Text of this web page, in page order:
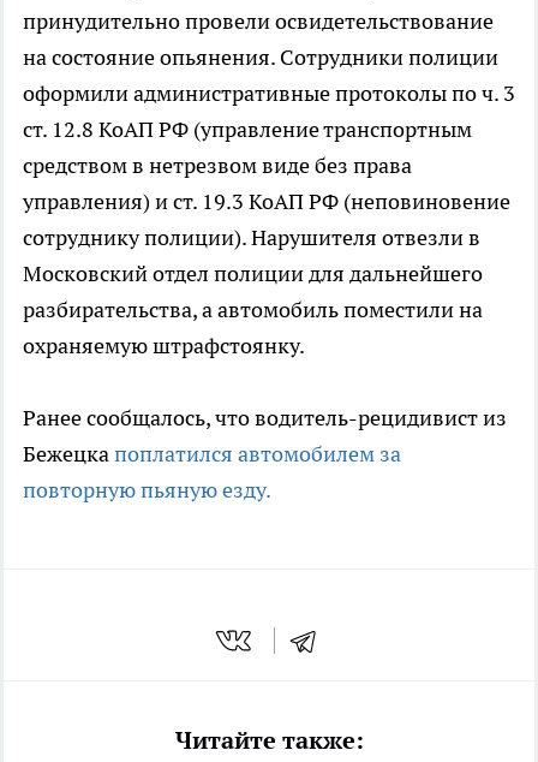
принудительно провели освидетельствование
на состояние опьянения. Сотрудники полиции
оформили административные протоколы по ч. 3
ст. 12.8 КоАП РФ (управление транспортным
средством в нетрезвом виде без права
управления) и ст. 19.3 КоАП РФ (неповиновение
сотруднику полиции). Нарушителя отвезли в
Московский отдел полиции для дальнейшего
разбирательства, а автомобиль поместили на
охраняемую штрафстоянку.
Ранее сообщалось, что водитель-рецидивист из
Бежецкапоплатился автомобилем за
повторную пьяную езду.
Читайте также: